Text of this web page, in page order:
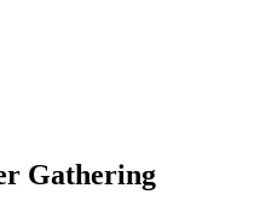
Gathering